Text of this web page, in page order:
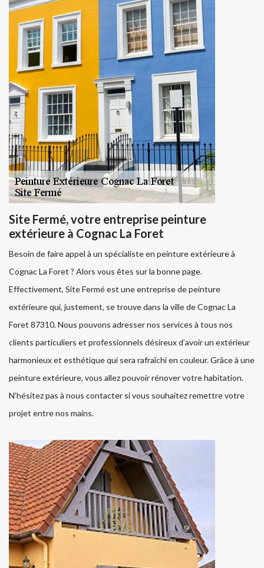
Site Fermé, votre entreprise peinture
extérieure à Cognac La Foret
Besoin de faire appel à un spécialiste en peinture extérieure à
Cognac La Foret ? Alors vous êtes sur la bonne page.
Effectivement, Site Fermé est une entreprise de peinture
extérieure qui, justement, se trouve dans la ville de Cognac La
Foret 87310. Nous pouvons adresser nos services à tous nos
clients particuliers et professionnels désireux d’avoir un extérieur
harmonieux et esthétique qui sera rafraîchi en couleur. Grâce à une
peinture extérieure, vous allez pouvoir rénover votre habitation.
N’hésitez pas à nous contacter si vous souhaitez remettre votre
projet entre nos mains.